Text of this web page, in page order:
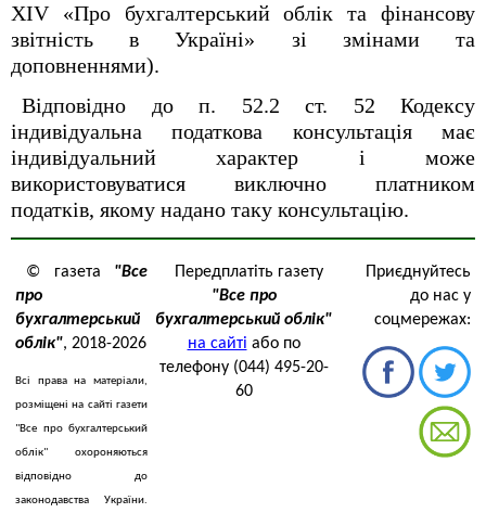
XIV «Про бухгалтерський облік та фінансову
звітність в Україні» зі змінами та
доповненнями).
Відповідно до п. 52.2 ст. 52 Кодексу
індивідуальна податкова консультація має
індивідуальний характер і може
використовуватися виключно платником
податків, якому надано таку консультацію.
© газета "Все
про
бухгалтерський
облік", 2018-2026
Всі права на матеріали,
розміщені на сайті газети
"Все про бухгалтерський
облік" охороняються
відповідно до
законодавства України.
Передплатіть газету
"Все про
бухгалтерський облік"
на сайті або по
телефону (044) 495-20-
60
Приєднуйтесь
до нас у
соцмережах: